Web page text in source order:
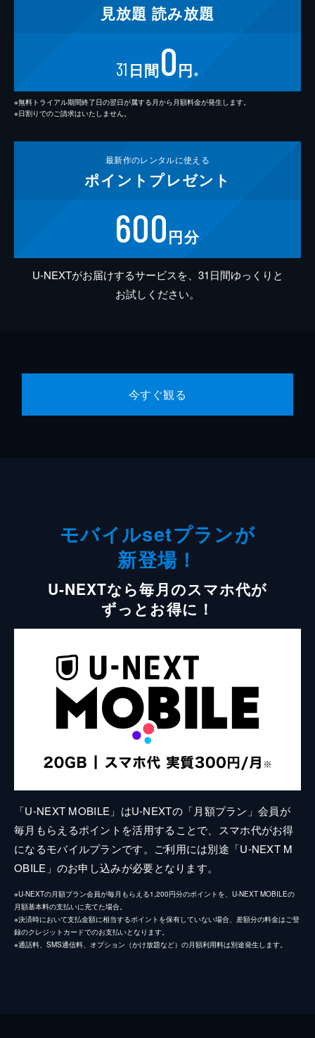
見放題 読み放題
31 日間0円 ※
※無料トライアル期間終了日の翌日が属する月から月額料金が発生します。
※日割りでのご請求はいたしません。
最新作のレンタルに使える
ポイント プレゼント
600円分
U-NEXTがお届けするサービスを、31日間ゆっくりと
お試しください。
今すぐ観る
モバイルsetプランが
新登場！
U-NEXTなら毎月のスマホ代が
ずっとお得に！
「U-NEXT MOBILE」はU-NEXTの「月額プラン」会員が
毎月もらえるポイントを活用することで、スマホ代がお得
になるモバイルプランです。ご利用には別途「U-NEXT M
OBILE」のお申し込みが必要となります。
※U-NEXTの月額プラン会員が毎月もらえる1,200円分のポイントを、U-NEXT MOBILEの
月額基本料の支払いに充てた場合。
※決済時において支払金額に相当するポイントを保有していない場合、差額分の料金はご登
録のクレジットカードでのお支払いとなります。
※通話料、SMS通信料、オプション（かけ放題など）の月額利用料は別途発生します。